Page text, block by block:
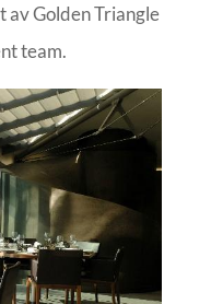
av Golden Triangle
team.